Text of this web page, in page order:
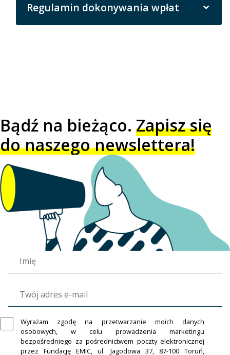
Regulamin dokonywania wpłat
Bądź na bieżąco. Zapisz się
do naszego newslettera!
Wyrażam zgodę na przetwarzanie moich danych
osobowych, w celu prowadzenia marketingu
bezpośredniego za pośrednictwem poczty elektronicznej
przez Fundację EMIC, ul. Jagodowa 37, 87-100 Toruń,